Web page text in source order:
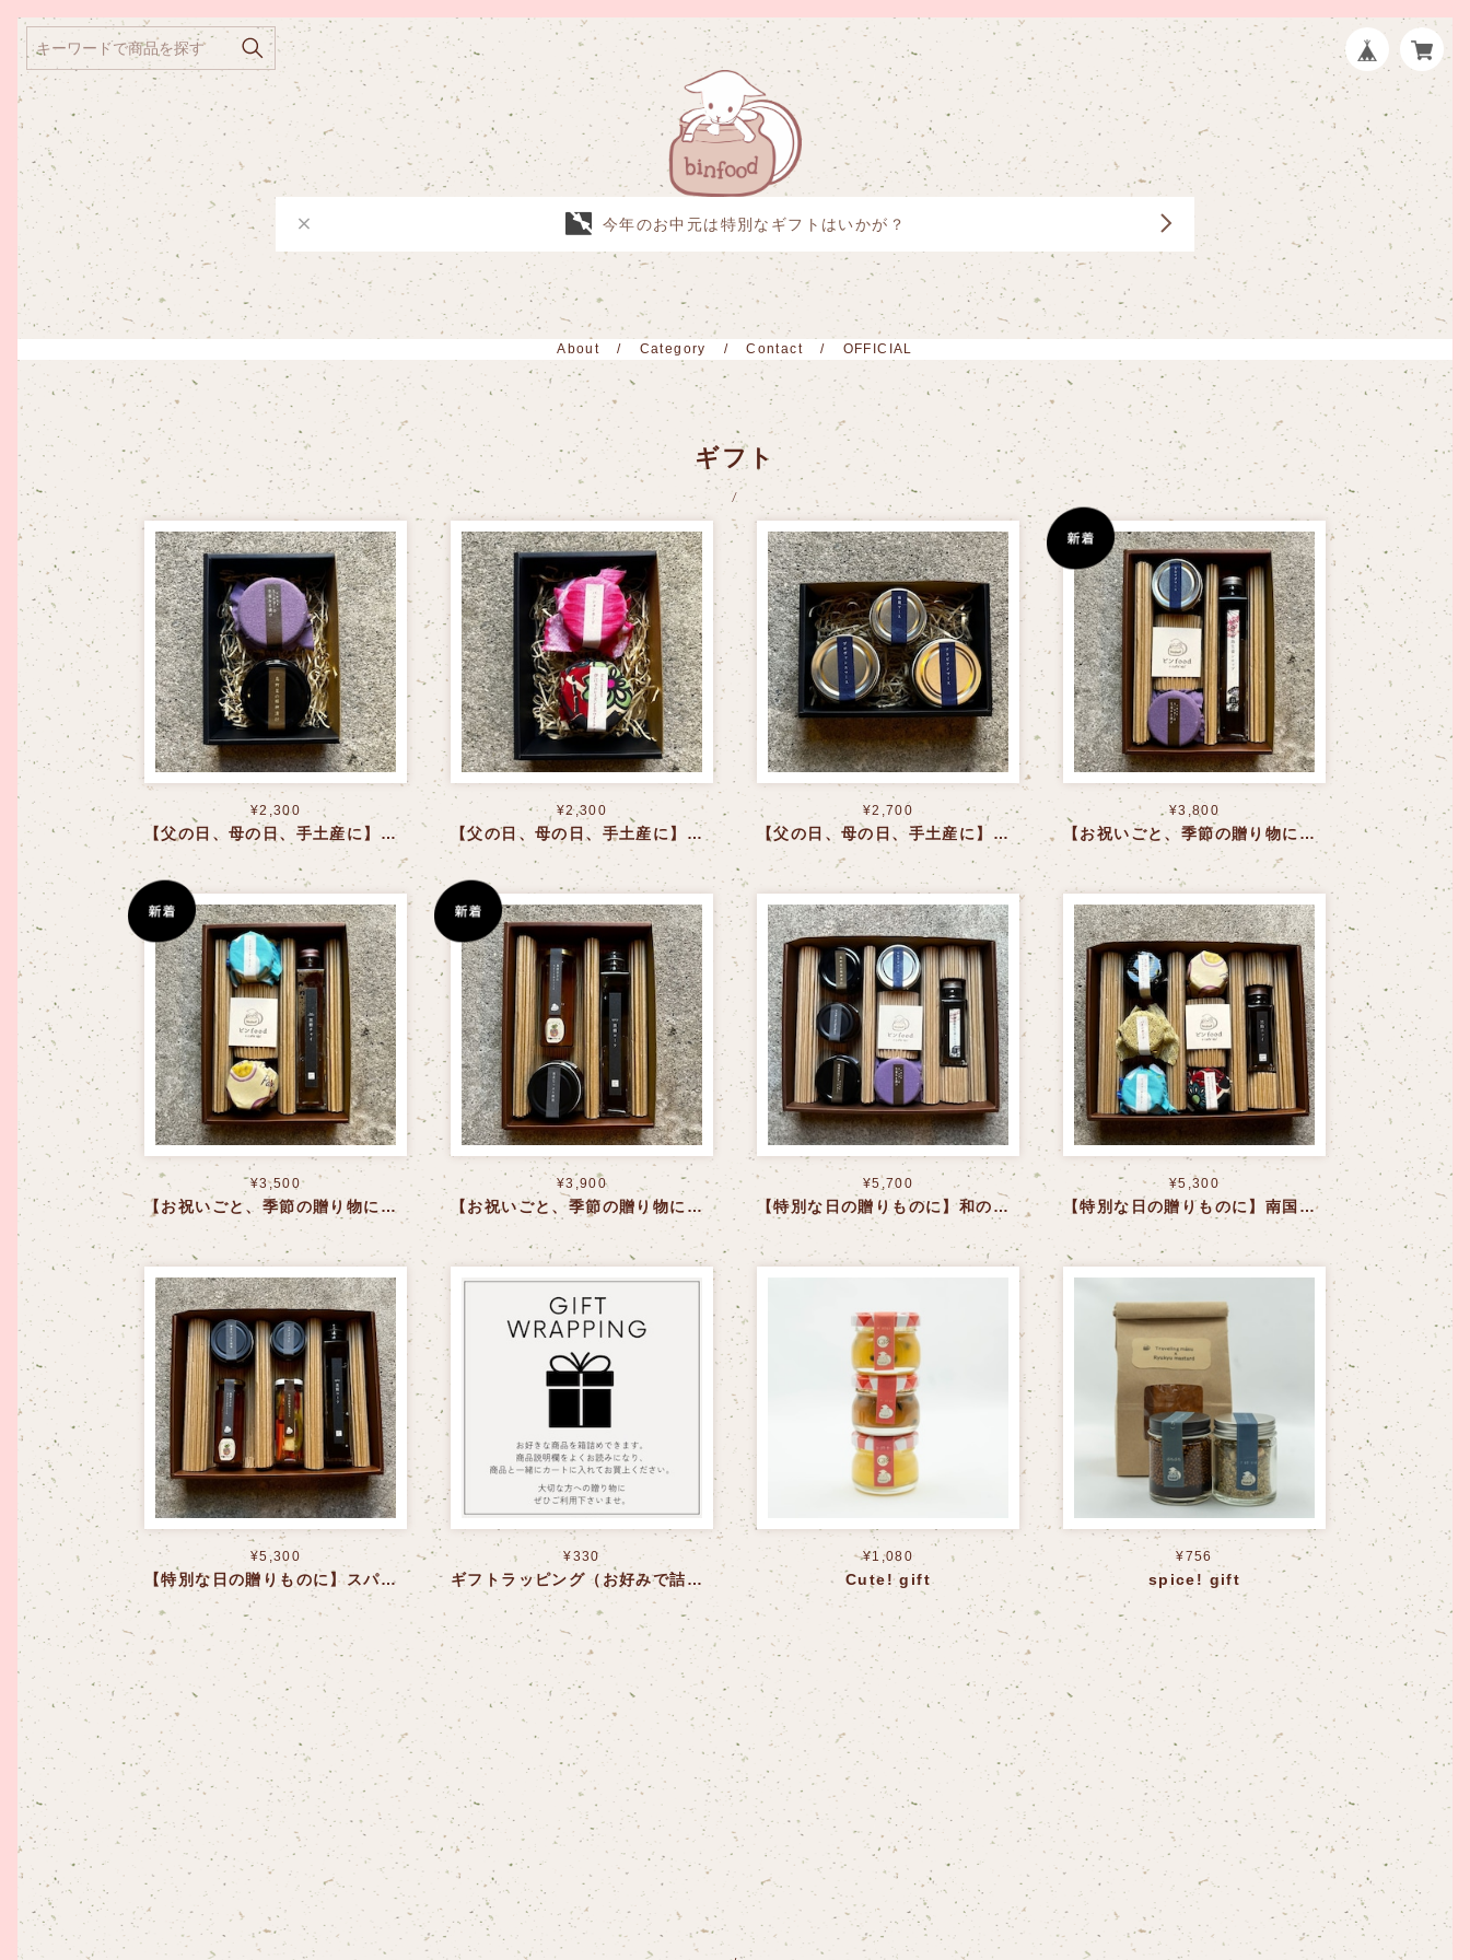
今年のお中元は特別なギフトはいかが？
About Category Contact OFFICIAL
ギフト
¥2,300
【父の日、母の日、手土産に】ごちそうごはんセット〈送料込〉
¥2,300
【父の日、母の日、手土産に】ごちそうパンセット〈送料込〉
¥2,700
【父の日、母の日、手土産に】ごちそうスパイスセット〈送料込〉
¥3,800
【お祝いごと、季節の贈り物に】和のめぐみセット〈送料込〉
¥3,500
【お祝いごと、季節の贈り物に】南国のめぐみセット〈送料込〉
¥3,900
【お祝いごと、季節の贈り物に】南国のスパイシーギフト〈送料込〉
¥5,700
【特別な日の贈りものに】和の恵み詰め合わせ〈送料込〉
¥5,300
【特別な日の贈りものに】南国の彩り詰め合わせ〈送料込〉
¥5,300
【特別な日の贈りものに】スパイシーセレクション〈送料込〉
¥330
ギフトラッピング（お好みで詰め合わせ）
¥1,080
Cute! gift
¥756
spice! gift